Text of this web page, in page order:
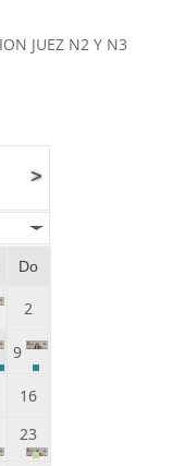
JUEZ N2 Y N3
>
Do
2
9
16
23